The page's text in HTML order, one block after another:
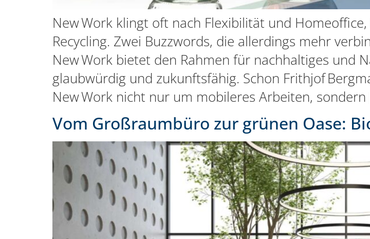
New Work klingt oft nach Flexibilität und
Recycling. Zwei Buzzwords, die allerdings mehr
New Work bietet den Rahmen für nachhaltiges und
glaubwürdig und zukunftsfähig. Schon Frithjof
New Work nicht nur um mobileres Arbeiten,
Vom Großraumbüro zur grünen Oase: